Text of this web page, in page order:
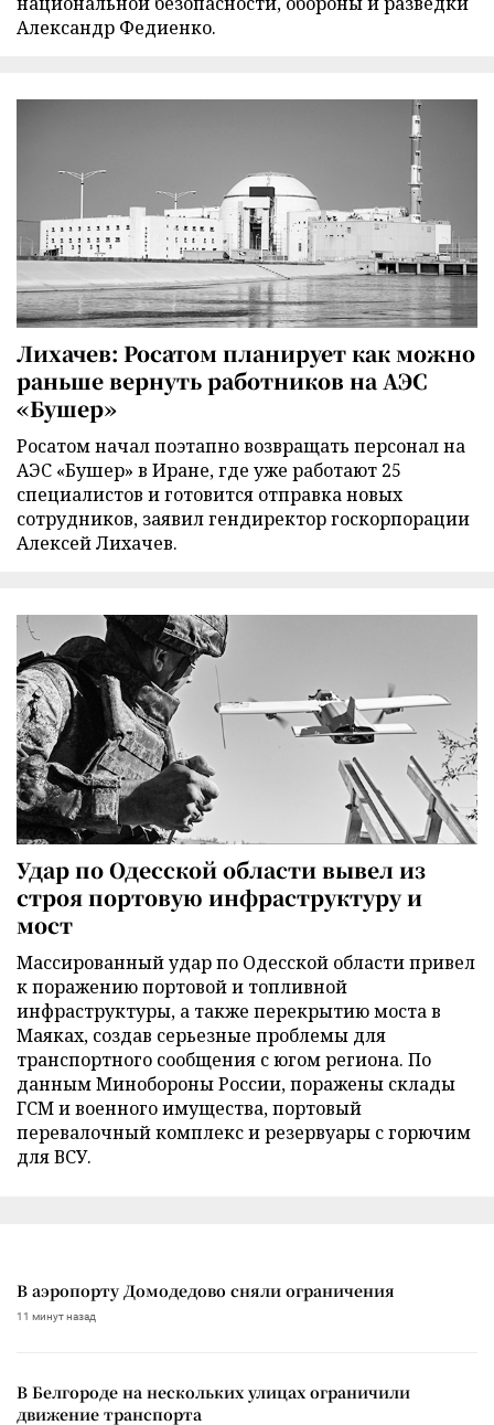
Александр Федиенко.
Лихачев: Росатом планирует как можно
раньше вернуть работников на АЭС
«Бушер»
Росатом начал поэтапно возвращать персонал на
АЭС «Бушер» в Иране, где уже работают 25
специалистов и готовится отправка новых
сотрудников, заявил гендиректор госкорпорации
Алексей Лихачев.
Удар по Одесской области вывел из
строя портовую инфраструктуру и
мост
Массированный удар по Одесской области привел
к поражению портовой и топливной
инфраструктуры, а также перекрытию моста в
Маяках, создав серьезные проблемы для
транспортного сообщения с югом региона. По
данным Минобороны России, поражены склады
ГСМ и военного имущества, портовый
перевалочный комплекс и резервуары с горючим
для ВСУ.
В аэропорту Домодедово сняли ограничения
11 минут назад
В Белгороде на нескольких улицах ограничили
движение транспорта